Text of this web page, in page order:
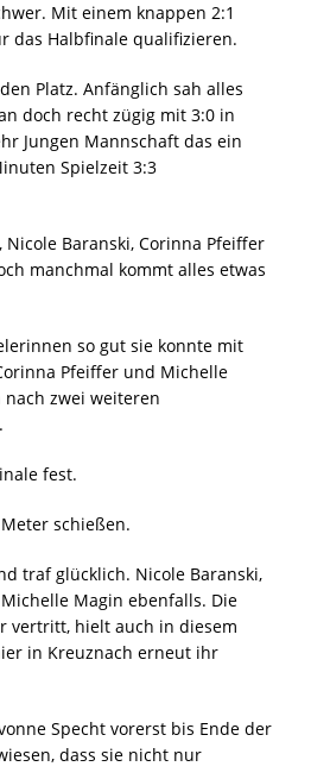
Mit einem knappen 2:1
das Halbfinale qualifizieren.
Platz. Anfänglich sah alles
doch recht zügig mit 3:0 in
Jungen Mannschaft das ein
Spielzeit 3:3
Baranski, Corinna Pfeiffer
manchmal kommt alles etwas
so gut sie konnte mit
Pfeiffer und Michelle
nach zwei weiteren
fest.
schießen.
traf glücklich. Nicole Baranski,
Magin ebenfalls. Die
vertritt, hielt auch in diesem
in Kreuznach erneut ihr
Specht vorerst bis Ende der
dass sie nicht nur